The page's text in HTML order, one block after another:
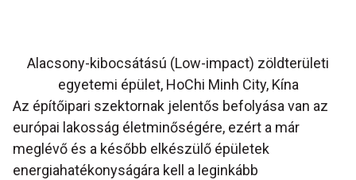
Alacsony-kibocsátású (Low-impact) zöldterületi
egyetemi épület, HoChi Minh City, Kína
Az építőipari szektornak jelentős befolyása van az
európai lakosság életminőségére, ezért a már
meglévő és a később elkészülő épületek
energiahatékonyságára kell a leginkább